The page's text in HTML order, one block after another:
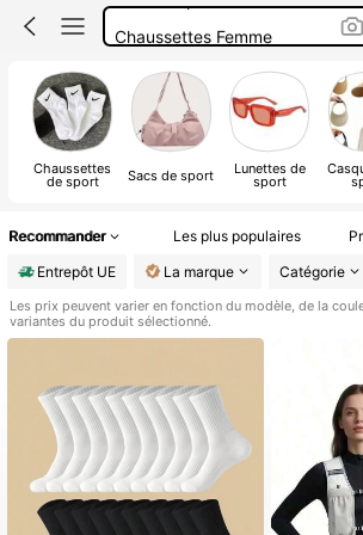
Chaussettes Femme
Chaussettes
Chaussettes
de sport Sacs de sport Lunettes de
sport
Recommander Les plus populaires
Entrepôt UE
La marque Catégorie
Les prix peuvent varier en fonction du modèle, de la
variantes du produit sélectionné.